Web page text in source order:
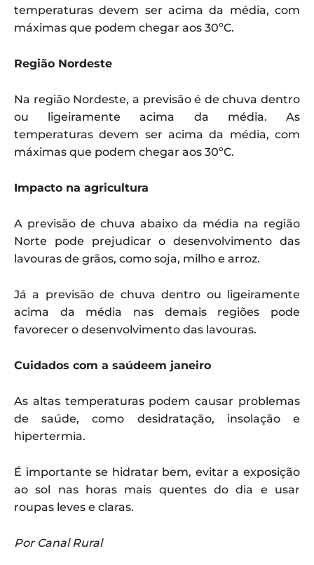
temperaturas devem ser acima da média, com
máximas que podem chegar aos 30ºC.
Região Nordeste
Na região Nordeste, a previsão é de chuva dentro
ou ligeiramente acima da média. As
temperaturas devem ser acima da média, com
máximas que podem chegar aos 30ºC.
Impacto na agricultura
A previsão de chuva abaixo da média na região
Norte pode prejudicar o desenvolvimento das
lavouras de grãos, como soja, milho e arroz.
Já a previsão de chuva dentro ou ligeiramente
acima da média nas demais regiões pode
favorecer o desenvolvimento das lavouras.
Cuidados com a saúdeem janeiro
As altas temperaturas podem causar problemas
de saúde, como desidratação, insolação e
hipertermia.
É importante se hidratar bem, evitar a exposição
ao sol nas horas mais quentes do dia e usar
roupas leves e claras.
Por Canal Rural